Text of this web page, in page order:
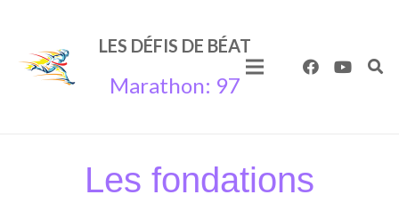
LES DÉFIS DE BÉAT
Marathon: 97
Les fondations